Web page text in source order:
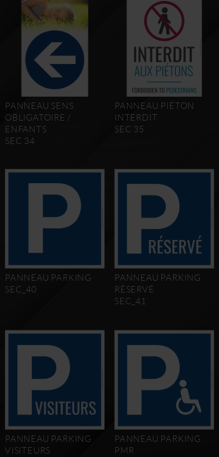
PANNEAU SENS
OBLIGATOIRE /
ENFANTS
SEC 34
PANNEAU PIÉTON
INTERDIT
SEC 35
PANNEAU PARKING
SEC_40
PANNEAU PARKING
RÉSERVÉ
SEC_41
PANNEAU PARKING
VISITEURS
PANNEAU PARKING
PMR